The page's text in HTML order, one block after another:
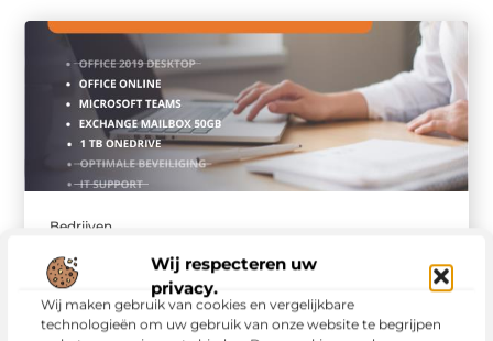
Wij respecteren uw
privacy.
Wij maken gebruik van cookies en vergelijkbare
technologieën om uw gebruik van onze website te begrijpen
Bedrijven
Waarom ICT
uitbesteden een slimme
keuze is voor bedrijven